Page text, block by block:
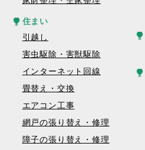
住まい
引越し
害虫駆除・害獣駆除
インターネット回線
畳替え・交換
エアコン工事
網戸の張り替え・修理
障子の張り替え・修理